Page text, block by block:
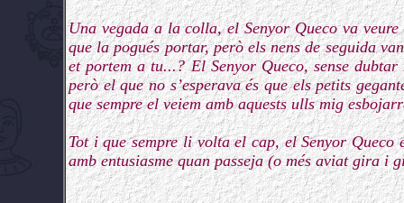
Una vegada a la colla, el Senyor Queco va
que la pogués portar, però els nens de seguida
et portem a tu...? El Senyor Queco, sense
però el que no s’esperava és que els petits
que sempre el veiem amb aquests ulls mig
Tot i que sempre li volta el cap, el Senyor
amb entusiasme quan passeja (o més aviat gira i